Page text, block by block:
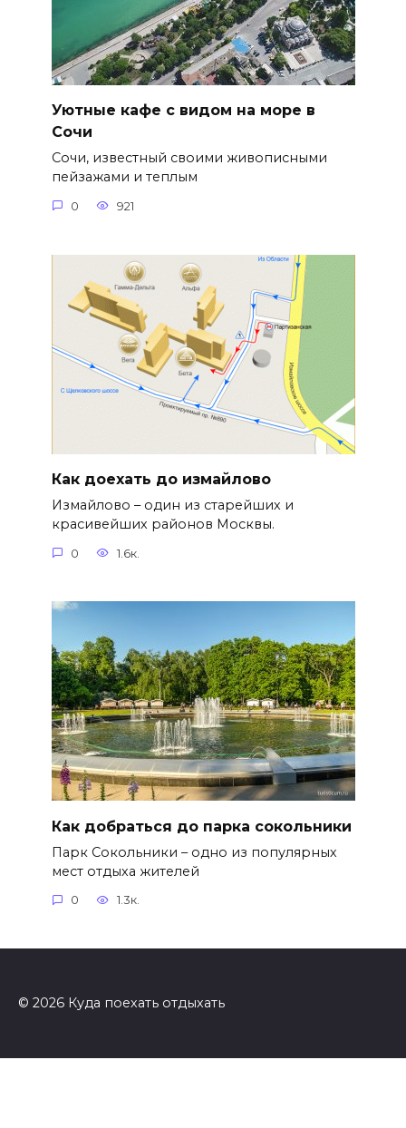
Уютные кафе с видом на море в
Сочи
Сочи, известный своими живописными
пейзажами и теплым
0 921
Как доехать до измайлово
Измайлово – один из старейших и
красивейших районов Москвы.
0 1.6к.
Как добраться до парка сокольники
Парк Сокольники – одно из популярных
мест отдыха жителей
0 1.3к.
© 2026 Куда поехать отдыхать